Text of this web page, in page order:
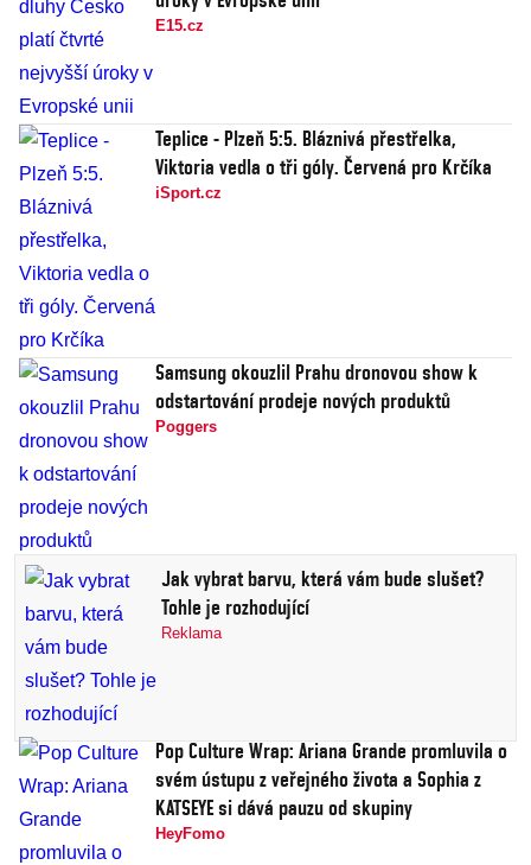
E15.cz
Teplice - Plzeň 5:5. Bláznivá přestřelka,
Viktoria vedla o tři góly. Červená pro Krčíka
iSport.cz
Samsung okouzlil Prahu dronovou show k
odstartování prodeje nových produktů
Poggers
Jak vybrat barvu, která vám bude slušet?
Tohle je rozhodující
Reklama
Pop Culture Wrap: Ariana Grande promluvila o
svém ústupu z veřejného života a Sophia z
KATSEYE si dává pauzu od skupiny
HeyFomo